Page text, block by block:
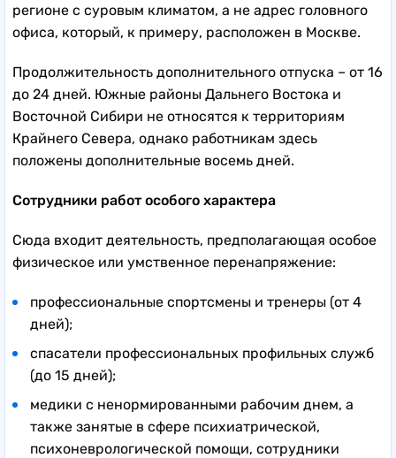
регионе с суровым климатом, а не адрес головного
офиса, который, к примеру, расположен в Москве.
Продолжительность дополнительного отпуска – от 16
до 24 дней. Южные районы Дальнего Востока и
Восточной Сибири не относятся к территориям
Крайнего Севера, однако работникам здесь
положены дополнительные восемь дней.
Сотрудники работ особого характера
Сюда входит деятельность, предполагающая особое
физическое или умственное перенапряжение:
профессиональные спортсмены и тренеры (от 4
дней);
спасатели профессиональных профильных служб
(до 15 дней);
медики с ненормированными рабочим днем, а
также занятые в сфере психиатрической,
психоневрологической помощи, сотрудники